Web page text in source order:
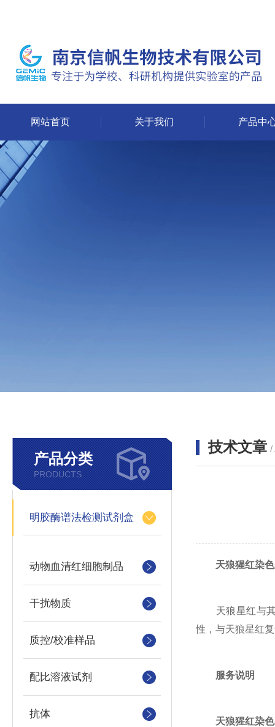
网站首页 关于我们 产品中
产品分类
PRODUCTS
明胶酶谱法检测试剂盒
动物血清红细胞制品
干扰物质
质控/校准样品
配比溶液试剂
抗体
技术文章 /
天狼猩红染
天狼星红与其
性，与天狼星红
服务说明
天狼猩红染